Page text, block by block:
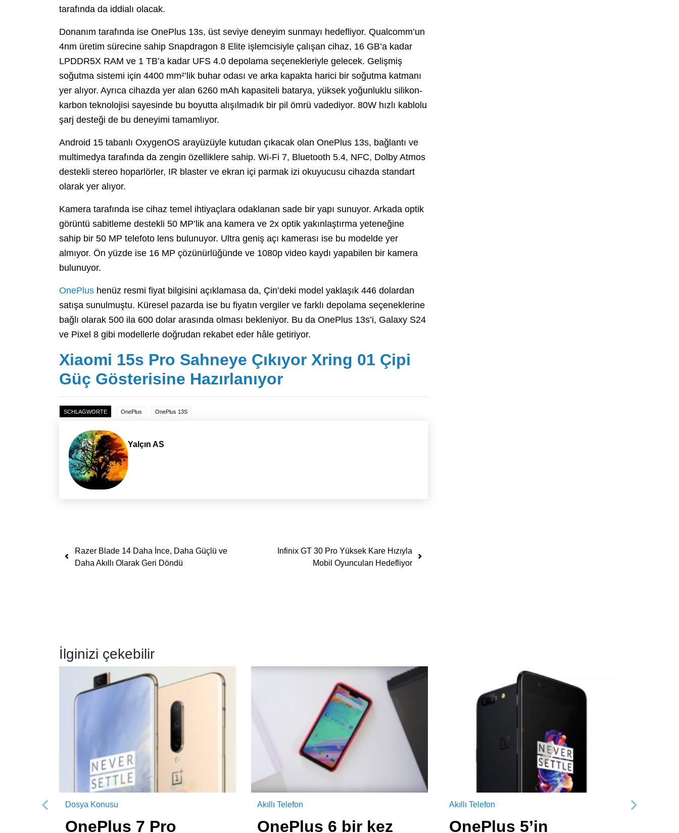
tarafında da iddialı olacak.
Donanım tarafında ise OnePlus 13s, üst seviye deneyim sunmayı hedefliyor. Qualcomm’un
4nm üretim sürecine sahip Snapdragon 8 Elite işlemcisiyle çalışan cihaz, 16 GB’a kadar
LPDDR5X RAM ve 1 TB’a kadar UFS 4.0 depolama seçenekleriyle gelecek. Gelişmiş
soğutma sistemi için 4400 mm²’lik buhar odası ve arka kapakta harici bir soğutma katmanı
yer alıyor. Ayrıca cihazda yer alan 6260 mAh kapasiteli batarya, yüksek yoğunluklu silikon-
karbon teknolojisi sayesinde bu boyutta alışılmadık bir pil ömrü vadediyor. 80W hızlı kablolu
şarj desteği de bu deneyimi tamamlıyor.
Android 15 tabanlı OxygenOS arayüzüyle kutudan çıkacak olan OnePlus 13s, bağlantı ve
multimedya tarafında da zengin özelliklere sahip. Wi-Fi 7, Bluetooth 5.4, NFC, Dolby Atmos
destekli stereo hoparlörler, IR blaster ve ekran içi parmak izi okuyucusu cihazda standart
olarak yer alıyor.
Kamera tarafında ise cihaz temel ihtiyaçlara odaklanan sade bir yapı sunuyor. Arkada optik
görüntü sabitleme destekli 50 MP’lik ana kamera ve 2x optik yakınlaştırma yeteneğine
sahip bir 50 MP telefoto lens bulunuyor. Ultra geniş açı kamerası ise bu modelde yer
almıyor. Ön yüzde ise 16 MP çözünürlüğünde ve 1080p video kaydı yapabilen bir kamera
bulunuyor.
OnePlus henüz resmi fiyat bilgisini açıklamasa da, Çin’deki model yaklaşık 446 dolardan
satışa sunulmuştu. Küresel pazarda ise bu fiyatın vergiler ve farklı depolama seçeneklerine
bağlı olarak 500 ila 600 dolar arasında olması bekleniyor. Bu da OnePlus 13s’i, Galaxy S24
ve Pixel 8 gibi modellerle doğrudan rekabet eder hâle getiriyor.
Xiaomi 15s Pro Sahneye Çıkıyor Xring 01 Çipi
Güç Gösterisine Hazırlanıyor
SCHLAGWORTE OnePlus OnePlus 13S
Yalçın AS
Yazı dolaşımı
Razer Blade 14 Daha İnce, Daha Güçlü ve
Daha Akıllı Olarak Geri Döndü
Infinix GT 30 Pro Yüksek Kare Hızıyla
Mobil Oyuncuları Hedefliyor
İlginizi çekebilir
Dosya Konusu
OnePlus 7 Pro
Akıllı Telefon
OnePlus 6 bir kez
Akıllı Telefon
OnePlus 5’in
Önceki Sonraki